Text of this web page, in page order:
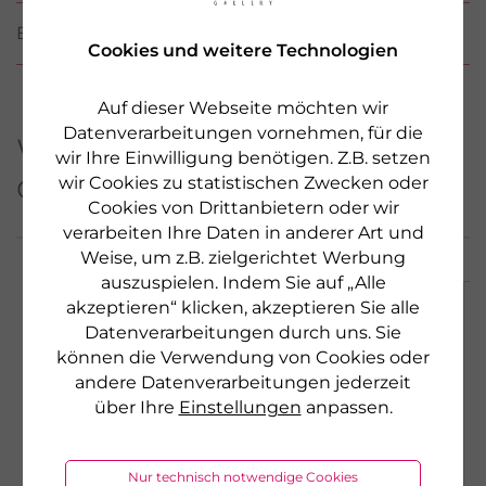
Cookies und weitere Technologien
Auf dieser Webseite möchten wir
Datenverarbeitungen vornehmen, für die
wir Ihre Einwilligung benötigen. Z.B. setzen
wir Cookies zu statistischen Zwecken oder
Cookies von Drittanbietern oder wir
verarbeiten Ihre Daten in anderer Art und
Weise, um z.B. zielgerichtet Werbung
auszuspielen. Indem Sie auf „Alle
akzeptieren“ klicken, akzeptieren Sie alle
Datenverarbeitungen durch uns. Sie
können die Verwendung von Cookies oder
andere Datenverarbeitungen jederzeit
über Ihre Einstellungen anpassen.
Nur technisch notwendige Cookies
BEWERTUNGEN
Weitere Produkte aus
dieser Serie